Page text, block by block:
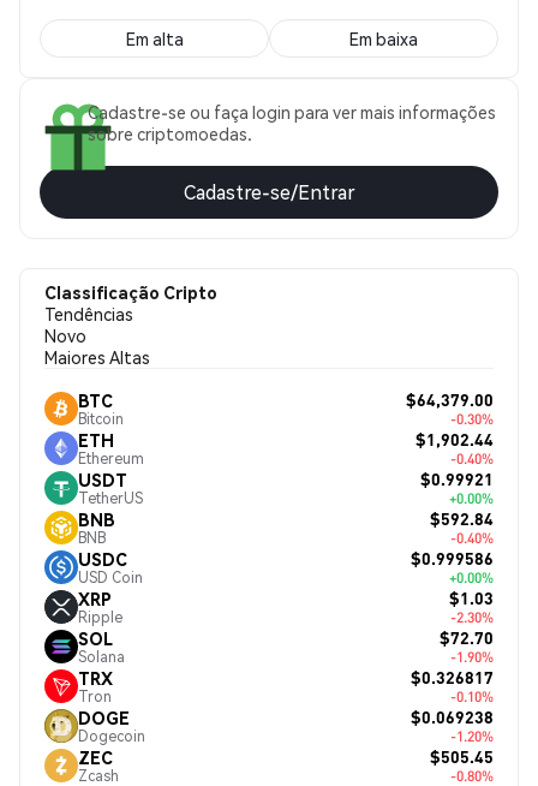
Em alta Em baixa
Cadastre-se ou faça login para ver mais informações
sobre criptomoedas.
Cadastre-se/Entrar
Classificação Cripto
Tendências
Novo
Maiores Altas
BTC
Bitcoin
$64,379.00
-0.30%
ETH
Ethereum
$1,902.44
-0.40%
USDT
TetherUS
$0.99921
+0.00%
BNB
BNB
$592.84
-0.40%
USDC
USD Coin
$0.999586
+0.00%
XRP
Ripple
$1.03
-2.30%
SOL
Solana
$72.70
-1.90%
TRX
Tron
$0.326817
-0.10%
DOGE
Dogecoin
$0.069238
-1.20%
ZEC
Zcash
$505.45
-0.80%